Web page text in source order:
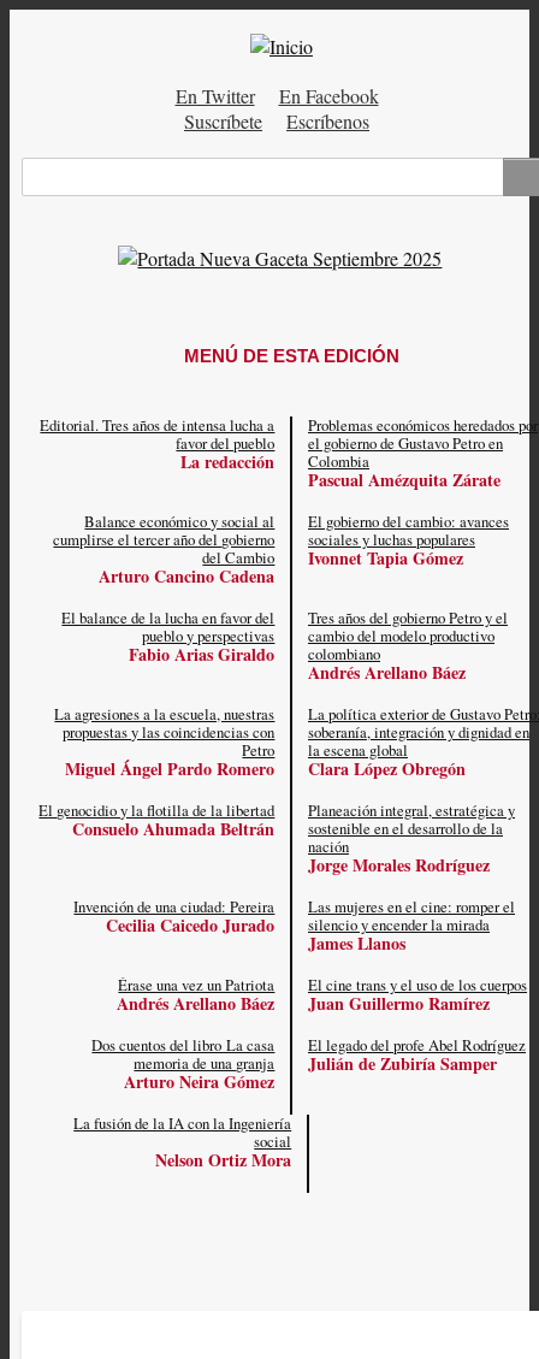
auxiliar
En Twitter
En Facebook
Suscríbete
Escríbenos
MENÚ DE ESTA EDICIÓN
Editorial. Tres años de intensa lucha a
favor del pueblo
La redacción
Problemas económicos heredados por
el gobierno de Gustavo Petro en
Colombia
Pascual Amézquita Zárate
Balance económico y social al
cumplirse el tercer año del gobierno
del Cambio
Arturo Cancino Cadena
El gobierno del cambio: avances
sociales y luchas populares
Ivonnet Tapia Gómez
El balance de la lucha en favor del
pueblo y perspectivas
Fabio Arias Giraldo
Tres años del gobierno Petro y el
cambio del modelo productivo
colombiano
Andrés Arellano Báez
La agresiones a la escuela, nuestras
propuestas y las coincidencias con
Petro
Miguel Ángel Pardo Romero
La política exterior de Gustavo
soberanía, integración y dignidad en
la escena global
Clara López Obregón
El genocidio y la flotilla de la libertad
Consuelo Ahumada Beltrán
Planeación integral, estratégica y
sostenible en el desarrollo de la
nación
Jorge Morales Rodríguez
Invención de una ciudad: Pereira
Cecilia Caicedo Jurado
Las mujeres en el cine: romper el
silencio y encender la mirada
James Llanos
Érase una vez un Patriota
Andrés Arellano Báez
El cine trans y el uso de los cuerpos
Juan Guillermo Ramírez
Dos cuentos del libro La casa
memoria de una granja
Arturo Neira Gómez
El legado del profe Abel Rodríguez
Julián de Zubiría Samper
La fusión de la IA con la Ingeniería
social
Nelson Ortiz Mora